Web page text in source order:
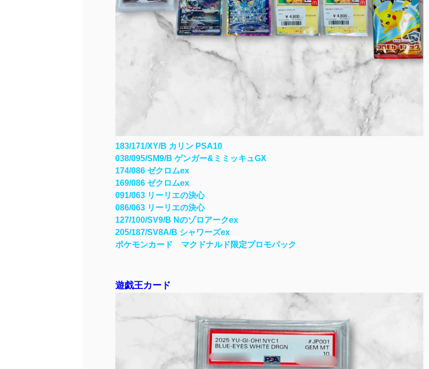
183/171/XY/B カリン PSA10
038/095/SM9/B ゲンガー&ミミッキュGX
174/086 ゼクロムex
169/086 ゼクロムex
091/063 リーリエの決心
086/063 リーリエの決心
127/100/SV9/B Nのゾロアークex
205/187/SV8A/B シャワーズex
ポケモンカード マクドナルド限定プロモパック
遊戯王カード